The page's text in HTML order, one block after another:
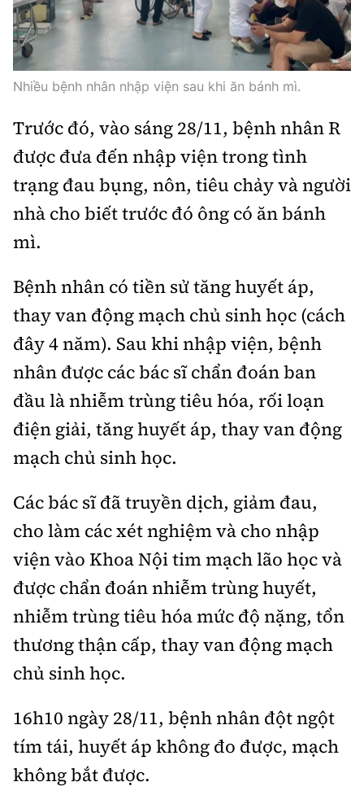
Nhà thầu
Mời thầu - Đấu thầu
Gương sáng giao thông
Âm nhạc
Hậu trường sao
360 độ thể thao
Sản phẩm mới
Tư vấn
Thế giới
Thời sự Quốc tế
Hồ sơ tài liệu
Thế giới giao thông
Thế giới xây dựng
Đi ++
Du lịch
Khám phá
Lối sống
Ẩm thực
Khám phá
Camera giao thông
Giải trí - Thể thao
Cơ quan chủ quản: Bộ Xây dựng
Giấy phép số: 03/GP-BVHTTDL, cấp ngày 1/4/2025.
Tòa soạn: Số 2 Nguyễn Công Hoan, phường Giảng Võ,
Hà Nội.
Tổng biên tập: Nguyễn Thị Hồng Nga
Phó Tổng biên tập:Nguyễn Sơn Tùng,
Nguyễn Đức Thắng, La Đức Hùng
Hotline:
Quảng cáo và Phát hành:
Email:bandoc@baoxaydung.vn
Cấm sao chép dưới mọi hình thức nếu không có sự
chấp thuận bằng văn bản.
soạn
Nhiều bệnh nhân nhập viện sau khi ăn bánh mì.
Trước đó, vào sáng 28/11, bệnh nhân R
được đưa đến nhập viện trong tình
trạng đau bụng, nôn, tiêu chảy và người
nhà cho biết trước đó ông có ăn bánh
mì.
Bệnh nhân có tiền sử tăng huyết áp,
thay van động mạch chủ sinh học (cách
đây 4 năm). Sau khi nhập viện, bệnh
nhân được các bác sĩ chẩn đoán ban
đầu là nhiễm trùng tiêu hóa, rối loạn
điện giải, tăng huyết áp, thay van động
mạch chủ sinh học.
Các bác sĩ đã truyền dịch, giảm đau,
cho làm các xét nghiệm và cho nhập
viện vào Khoa Nội tim mạch lão học và
được chẩn đoán nhiễm trùng huyết,
nhiễm trùng tiêu hóa mức độ nặng, tổn
thương thận cấp, thay van động mạch
chủ sinh học.
16h10 ngày 28/11, bệnh nhân đột ngột
tím tái, huyết áp không đo được, mạch
không bắt được.